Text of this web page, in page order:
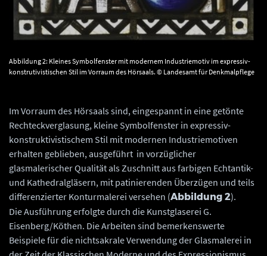
Abbildung 2: Kleines Symbolfenster mit modernem Industriemotiv im expressiv-
konstrutivistischen Stil im Vorraum des Hörsaals. © Landesamt für Denkmalpflege
Im Vorraum des Hörsaals sind, eingespannt in eine getönte
Rechteckverglasung, kleine Symbolfenster in expressiv-
konstruktivistischem Stil mit modernen Industriemotiven
erhalten geblieben, ausgeführt in vorzüglicher
glasmalerischer Qualität als Zuschnitt aus farbigen Echtantik-
und Kathedralgläsern, mit patinierenden Überzügen und teils
differenzierter Konturmalerei versehen (Abbildung 2).
Die Ausführung erfolgte durch die Kunstglaserei G.
Eisenberg/Köthen. Die Arbeiten sind bemerkenswerte
Beispiele für die nichtsakrale Verwendung der Glasmalerei in